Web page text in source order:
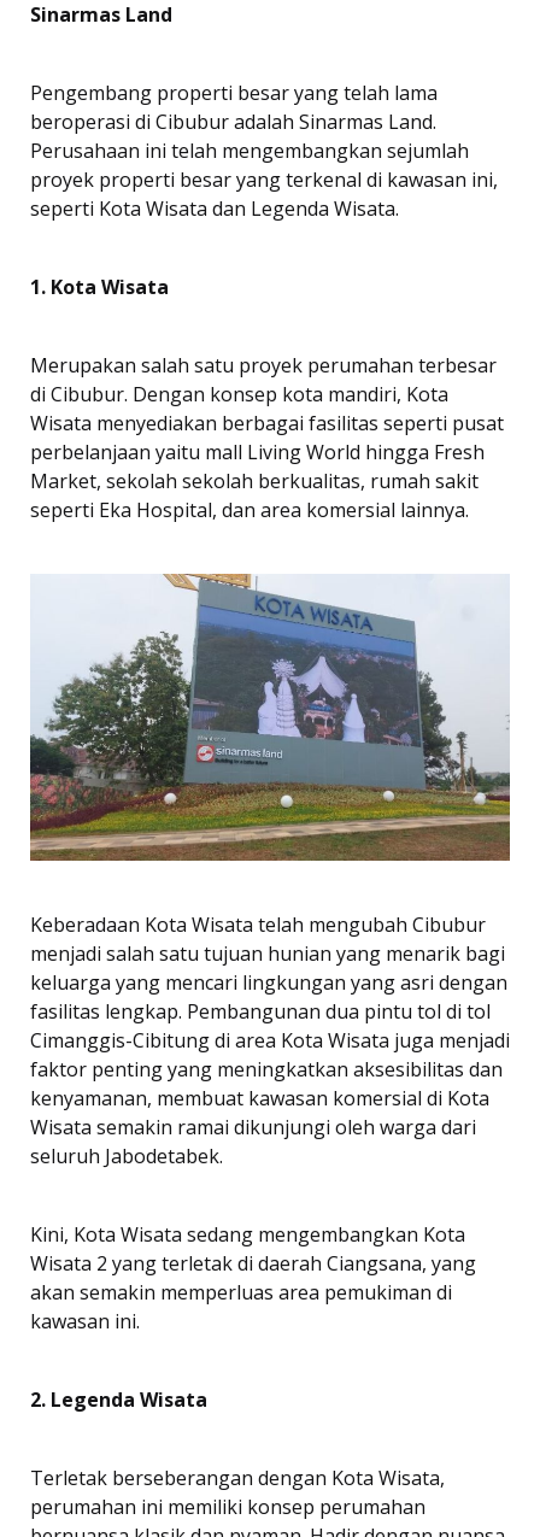
Sinarmas Land
Pengembang properti besar yang telah lama
beroperasi di Cibubur adalah Sinarmas Land.
Perusahaan ini telah mengembangkan sejumlah
proyek properti besar yang terkenal di kawasan ini,
seperti Kota Wisata dan Legenda Wisata.
1. Kota Wisata
Merupakan salah satu proyek perumahan terbesar
di Cibubur. Dengan konsep kota mandiri, Kota
Wisata menyediakan berbagai fasilitas seperti pusat
perbelanjaan yaitu mall Living World hingga Fresh
Market, sekolah sekolah berkualitas, rumah sakit
seperti Eka Hospital, dan area komersial lainnya.
Keberadaan Kota Wisata telah mengubah Cibubur
menjadi salah satu tujuan hunian yang menarik bagi
keluarga yang mencari lingkungan yang asri dengan
fasilitas lengkap. Pembangunan dua pintu tol di tol
Cimanggis-Cibitung di area Kota Wisata juga menjadi
faktor penting yang meningkatkan aksesibilitas dan
kenyamanan, membuat kawasan komersial di Kota
Wisata semakin ramai dikunjungi oleh warga dari
seluruh Jabodetabek.
Kini, Kota Wisata sedang mengembangkan Kota
Wisata 2 yang terletak di daerah Ciangsana, yang
akan semakin memperluas area pemukiman di
kawasan ini.
2. Legenda Wisata
Terletak berseberangan dengan Kota Wisata,
perumahan ini memiliki konsep perumahan